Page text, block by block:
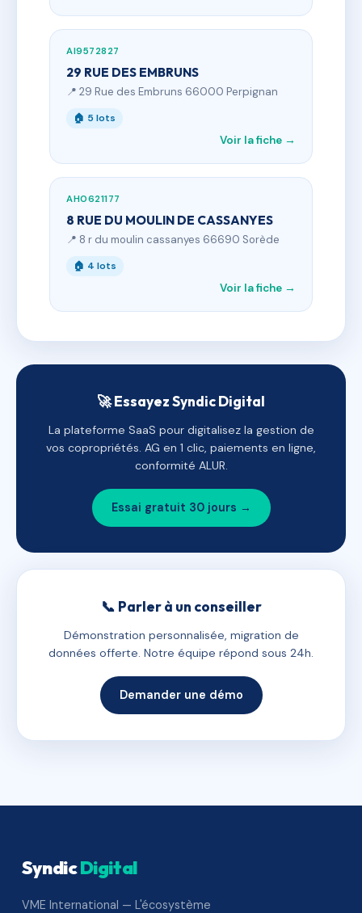
AI9572827
29 RUE DES EMBRUNS
📍 29 Rue des Embruns 66000 Perpignan
🏠 5 lots
Voir la fiche →
AH0621177
8 RUE DU MOULIN DE CASSANYES
📍 8 r du moulin cassanyes 66690 Sorède
🏠 4 lots
Voir la fiche →
🚀 Essayez Syndic Digital
La plateforme SaaS pour digitalisez la gestion de
vos copropriétés. AG en 1 clic, paiements en ligne,
conformité ALUR.
Essai gratuit 30 jours →
📞 Parler à un conseiller
Démonstration personnalisée, migration de
données offerte. Notre équipe répond sous 24h.
Demander une démo
SyndicDigital
VME International — L'écosystème